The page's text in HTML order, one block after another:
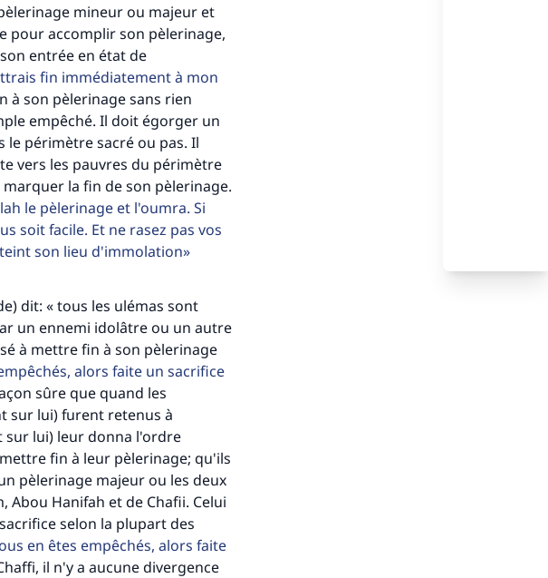
mineur ou majeur et
pour accomplir son pèlerinage,
entrée en état de
fin immédiatement à mon
à son pèlerinage sans rien
empêché. Il doit égorger un
le périmètre sacré ou pas. Il
vers les pauvres du périmètre
la fin de son pèlerinage.
le pèlerinage et l'oumra. Si
soit facile. Et ne rasez pas vos
son lieu d'immolation
dit: « tous les ulémas sont
un ennemi idolâtre ou un autre
à mettre fin à son pèlerinage
alors faite un sacrifice
sûre que quand les
sur lui) furent retenus à
sur lui) leur donna l'ordre
fin à leur pèlerinage; qu'ils
pèlerinage majeur ou les deux
Abou Hanifah et de Chafii. Celui
selon la plupart des
en êtes empêchés, alors faite
il n'y a aucune divergence
de millions de
contribution
lui) a dit:
la même récompense